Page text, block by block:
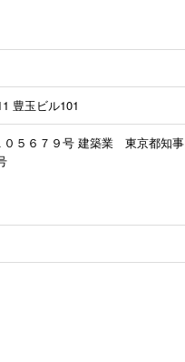
豊玉ビル101
５６７９号 建築業 東京都知事